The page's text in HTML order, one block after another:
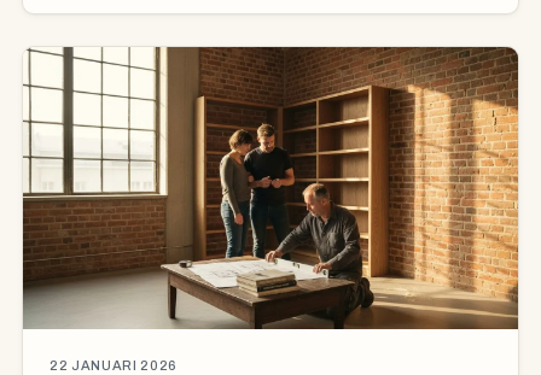
22 JANUARI 2026